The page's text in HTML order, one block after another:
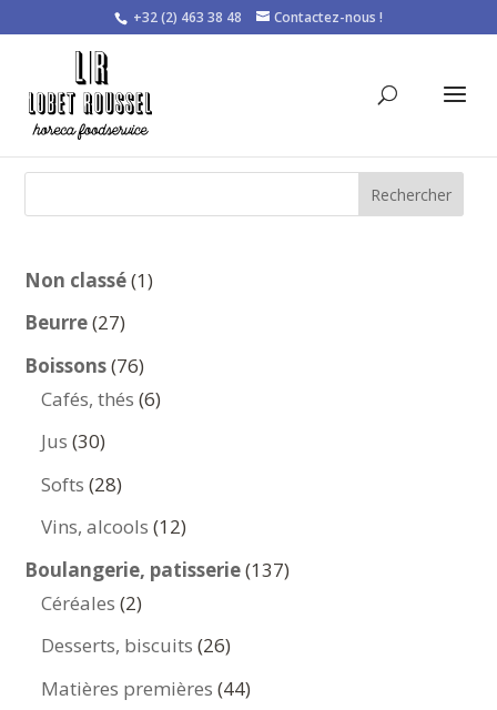
+32 (2) 463 38 48 Contactez-nous !
Rechercher
Non classé 11
Beurre 2727
produits
Boissons 7676
produits
Cafés, thés 66
Jus 3030
produits
Softs 2828
produits
Vins, alcools 1212
produits
Boulangerie, patisserie 137137
Céréales 22
produits
Desserts, biscuits 2626
produits
Matières premières 4444